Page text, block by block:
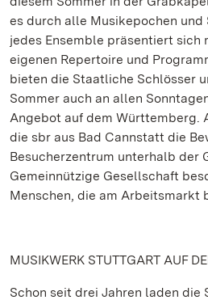
es durch alle Musikepochen
jedes Ensemble präsentiert sich
eigenen Repertoire und
bieten die Staatliche Schlösser
Sommer auch an allen
Angebot auf dem Württemberg.
die sbr aus Bad Cannstatt die
Besucherzentrum unterhalb der
Gemeinnützige Gesellschaft
Menschen, die am Arbeitsmarkt
MUSIKWERK STUTTGART AUF
Schon seit drei Jahren laden die